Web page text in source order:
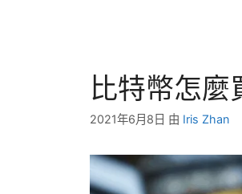
比特幣怎麼
2021年6月8日 由 Iris Zhan